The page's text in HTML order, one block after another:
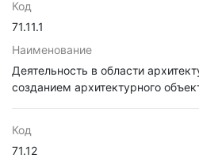
Код
71.11.1
Наименование
Деятельность в области
созданием архитектурного
Код
71.12